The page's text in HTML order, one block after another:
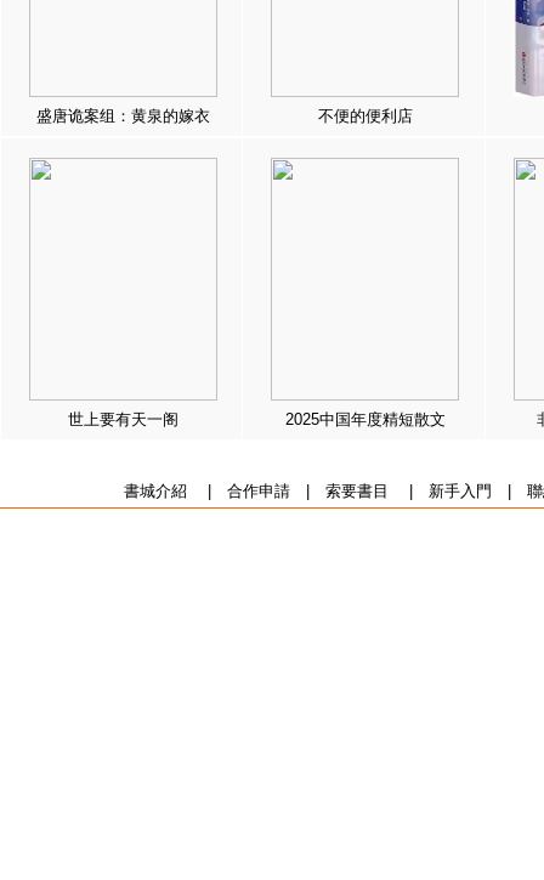
盛唐诡案组：黄泉的嫁衣 不便的便利店
世上要有天一阁 2025中国年度精短散文
書城介紹 合作申請| 索要書目 新手入門